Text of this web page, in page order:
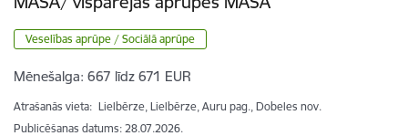
Veselības aprūpe / Sociālā aprūpe
Mēnešalga: 667 līdz 671 EUR
Atrašanās vieta: Lielbērze, Lielbērze, Auru pag., Dobeles nov.
Publicēšanas datums: 28.07.2026.